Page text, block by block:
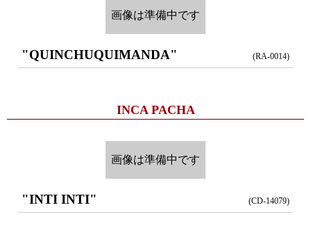
画像は準備中です
"QUINCHUQUIMANDA" (RA-0014)
INCA PACHA
画像は準備中です
"INTI INTI" (CD-14079)